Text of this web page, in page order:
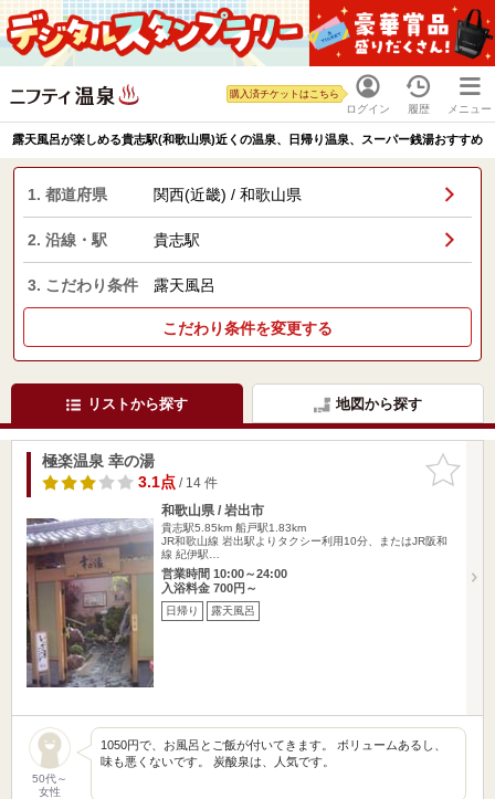
ログイン
購入済チケットはこちら
履歴 メニュー
露天風呂が楽しめる貴志駅(和歌山県)近くの温泉、日帰り温泉、スーパー銭湯おすすめ
1. 都道府県 関西(近畿) / 和歌山県
2. 沿線・駅 貴志駅
3. こだわり条件 露天風呂
こだわり条件を変更する
リストから探す 地図から探す
お気に入
りに追加
極楽温泉 幸の湯
3.1点/ 14 件
和歌山県 / 岩出市
貴志駅5.85km 船戸駅1.83km
JR和歌山線 岩出駅よりタクシー利用10分、またはJR阪和
線 紀伊駅…
営業時間 10:00～24:00
入浴料金 700円～
日帰り 露天風呂
50代～
女性
1050円で、お風呂とご飯が付いてきます。 ボリュームあるし、
味も悪くないです。 炭酸泉は、人気です。